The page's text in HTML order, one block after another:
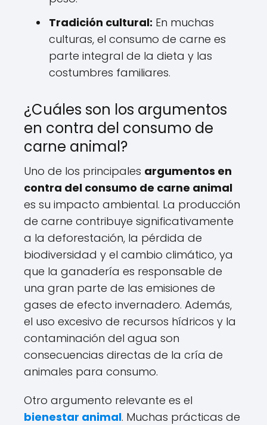
Tradición cultural: En muchas
culturas, el consumo de carne es
parte integral de la dieta y las
costumbres familiares.
¿Cuáles son los argumentos
en contra del consumo de
carne animal?
Uno de los principales argumentos en
contra del consumo de carne animal
es su impacto ambiental. La producción
de carne contribuye significativamente
a la deforestación, la pérdida de
biodiversidad y el cambio climático, ya
que la ganadería es responsable de
una gran parte de las emisiones de
gases de efecto invernadero. Además,
el uso excesivo de recursos hídricos y la
contaminación del agua son
consecuencias directas de la cría de
animales para consumo.
Otro argumento relevante es el
bienestar animal. Muchas prácticas de